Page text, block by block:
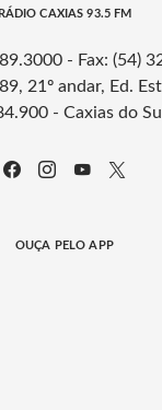
RÁDIO CAXIAS 93.5 FM
- Fax: (54)
21º andar, Ed.
- Caxias do
OUÇA PELO APP